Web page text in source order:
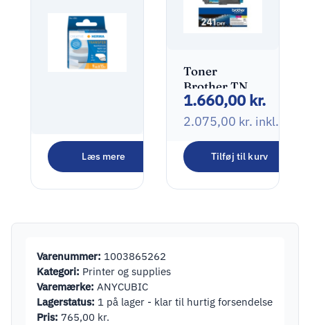
HERMA
Transfer
Limrullegenopfyldning
135,00kr.
Læs mere
Toner
Brother TN-
241CMY
Multi Pack
1.660,00 kr.
2.075,00 kr. inkl.
Tilføj til kurv
Varenummer: 1003865262
Kategori: Printer og supplies
Varemærke: ANYCUBIC
Lagerstatus: 1 på lager - klar til hurtig forsendelse
Pris: 765,00 kr.